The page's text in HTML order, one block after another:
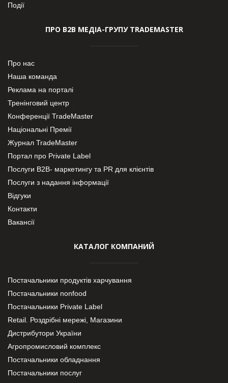
Події
ПРО В2В МЕДІА-ГРУПУ TRADEMASTER
Про нас
Наша команда
Реклама на порталі
Тренінговий центр
Конференції TradeMaster
Національні Премії
Журнал TradeMaster
Портал про Private Label
Послуги В2В- маркетингу та PR для клієнтів
Послуги з надання інформації
Відгуки
Контакти
Вакансії
КАТАЛОГ КОМПАНИЙ
Постачальники продуктів харчування
Постачальники nonfood
Постачальники Private Label
Retail. Роздрібні мережі, Магазини
Дистрибутори України
Агропромисловий комплекс
Постачальники обладнання
Постачальники послуг